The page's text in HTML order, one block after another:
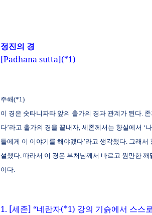
정진의 경
[Padhana sutta](*1)
주해(*1)
이 경은 숫타니파타 앞의 출가의 경과 관계가 된다.
다’라고 출가의 경을 끝내자, 세존께서는 향실에서 ‘
들에게 이 이야기를 해야겠다’라고 생각했다. 그래서
설했다. 따라서 이 경은 부처님께서 바르고 원만한
이다.
1. [세존] “네란자(*1) 강의 기슭에서 스스